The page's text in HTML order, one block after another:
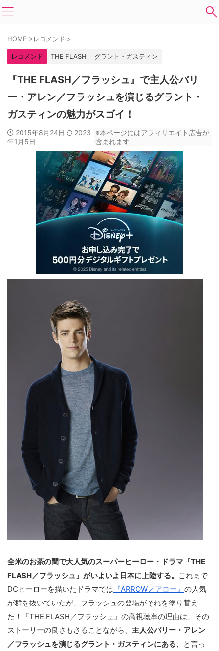
HOME >レコメンド >
レコメンド THE FLASH グラント・ガスティン
『THE FLASH／フラッシュ』で主人公バリ
ー・アレン／フラッシュを演じるグラント・
ガスティンの魅力がスゴイ！
2015年8月24日
2023
年1月5日
※本ページにはアフィリエイト広告が
含まれます
全米のお茶の間で大人気のスーパーヒーロー・ドラマ『THE
FLASH／フラッシュ』がいよいよ日本に上陸する。 これまで
DCヒーローを描いたドラマでは 『ARROW／アロー』 の人気
が群を抜いていたが、フラッシュの登場がそれを塗り替え
た！『THE FLASH／フラッシュ』の高視聴率の理由は、その
ストーリーの良さもさることながら、 主人公バリー・アレン
／フラッシュを演じるグラント・ガスティンにある、
と言っ